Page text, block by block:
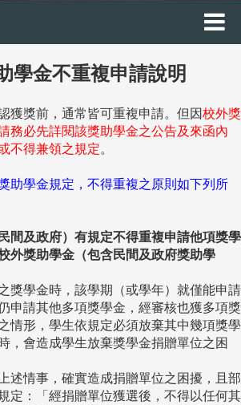
學金不重複申請說明
獲獎前，通常皆可重複申請。但因校外獎
務必先詳閱該獎助學金之公告及來函內
不得兼領之規定。
助學金規定，不得重複之原則如下列所
間及政府）有規定不得重複申請他項獎學
外獎助學金（包含民間及政府獎助學
獎學金時，該學期（或學年）就僅能申請
申請其他多項獎學金，經審核也獲多項獎
情形，學生依規定必須放棄其中幾項獎學
，會造成學生放棄獎學金捐贈單位之困
述情事，確實造成捐贈單位之困擾，且部
定：「經捐贈單位獲選後，不得以任何其